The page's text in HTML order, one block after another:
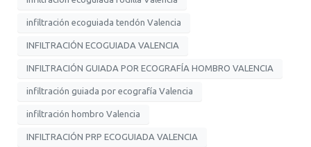
infiltración ecoguiada tendón Valencia
INFILTRACIÓN ECOGUIADA VALENCIA
INFILTRACIÓN GUIADA POR ECOGRAFÍA HOMBRO VALENCIA
infiltración guiada por ecografía Valencia
infiltración hombro Valencia
INFILTRACIÓN PRP ECOGUIADA VALENCIA